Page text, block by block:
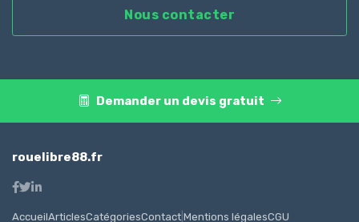
Nous contacter
Demander un devis gratuit
rouelibre88.fr
AccueilArticlesCatégoriesContact Mentions légalesCGU